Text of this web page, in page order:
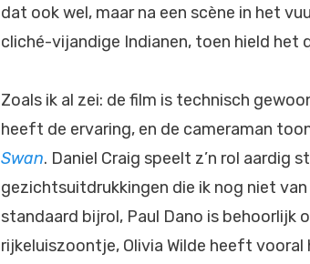
dat ook wel, maar na een scène in het
cliché-vijandige Indianen, toen hield het
Zoals ik al zei: de film is technisch
heeft de ervaring, en de cameraman
Swan. Daniel Craig speelt z’n rol aardig
gezichtsuitdrukkingen die ik nog niet van
standaard bijrol, Paul Dano is behoorlijk
rijkeluiszoontje, Olivia Wilde heeft vooral